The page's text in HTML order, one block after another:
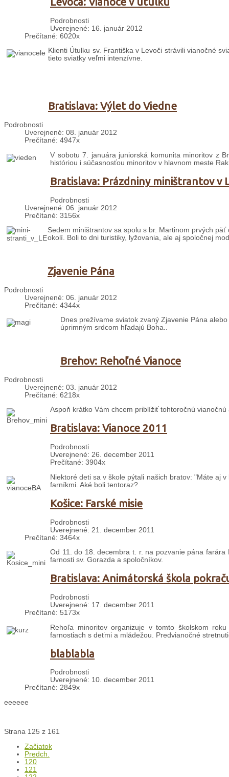
Podrobnosti
Uverejnené: 16. január 2012
Prečítané: 6020x
Klienti Útulku sv. Františka v Levoči strávili vianočné
tieto sviatky veľmi intenzívne.
Bratislava: Výlet do Viedne
Podrobnosti
Uverejnené: 08. január 2012
Prečítané: 4947x
V sobotu 7. januára juniorská komunita minoritov z
históriou i súčasnosťou minoritov v hlavnom meste
Bratislava: Prázdniny miništrantov v
Podrobnosti
Uverejnené: 06. január 2012
Prečítané: 3156x
Sedem miništrantov sa spolu s br. Martinom prvých
okolí. Boli to dni turistiky, lyžovania, ale aj spoločnej
Zjavenie Pána
Podrobnosti
Uverejnené: 06. január 2012
Prečítané: 4344x
Dnes prežívame sviatok zvaný Zjavenie Pána
úprimným srdcom hľadajú Boha..
Brehov: Rehoľné Vianoce
Podrobnosti
Uverejnené: 03. január 2012
Prečítané: 6218x
Aspoň krátko Vám chcem priblížiť tohtoročnú
Bratislava: Vianoce 2011
Podrobnosti
Uverejnené: 26. december 2011
Prečítané: 3904x
Niektoré deti sa v škole pýtali našich bratov: "Máte aj
farníkmi. Aké boli tentoraz?
Košice: Farské misie
Podrobnosti
Uverejnené: 21. december 2011
Prečítané: 3464x
Od 11. do 18. decembra t. r. na pozvanie pána
farnosti sv. Gorazda a spoločníkov.
Bratislava: Animátorská škola
Podrobnosti
Uverejnené: 17. december 2011
Prečítané: 5173x
Rehoľa minoritov organizuje v tomto školskom
farnostiach s deťmi a mládežou. Predvianočné
blablabla
Podrobnosti
Uverejnené: 10. december 2011
Prečítané: 2849x
eeeeee
Strana 125 z 161
Začiatok
Predch.
120
121